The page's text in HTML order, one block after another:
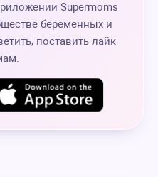
Supermoms
беременных и
поставить лайк